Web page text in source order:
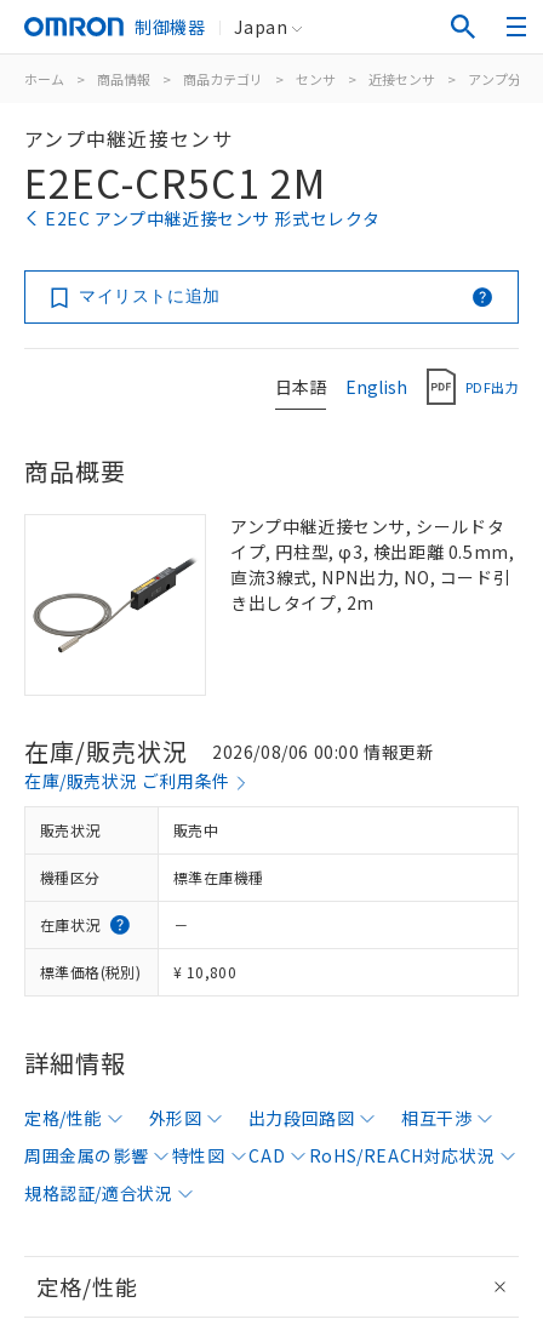
制御機器 Japan
ホーム > 商品情報 > 商品カテゴリ > センサ > 近接センサ > アンプ分離
アンプ中継近接センサ
E2EC-CR5C1 2M
E2EC アンプ中継近接センサ 形式セレクタ
マイリストに追加
日本語 English PDF出力
商品概要
アンプ中継近接センサ, シールドタ
イプ, 円柱型, φ3, 検出距離 0.5mm,
直流3線式, NPN出力, NO, コード引
き出しタイプ, 2m
在庫/販売状況
2026/08/06 00:00 情報更新
在庫/販売状況 ご利用条件
販売状況 販売中
機種区分 標準在庫機種
在庫状況 －
標準価格(税別) ¥ 10,800
詳細情報
定格/性能 外形図 出力段回路図
相互干渉
周囲金属の影響
特性図 CAD
RoHS/REACH対応状況
規格認証/適合状況
定格/性能